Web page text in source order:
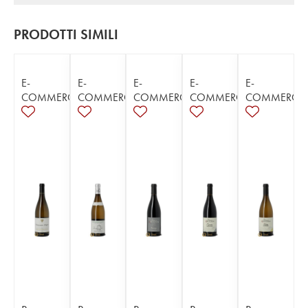
PRODOTTI SIMILI
E-
COMMERCE
E-
COMMERCE
E-
COMMERCE
E-
COMMERCE
E-
COMMERCE